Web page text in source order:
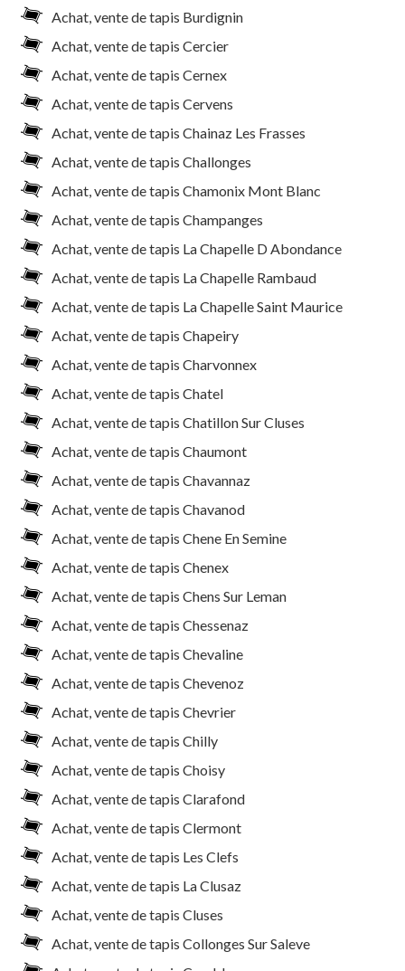
Achat, vente de tapis Burdignin
Achat, vente de tapis Cercier
Achat, vente de tapis Cernex
Achat, vente de tapis Cervens
Achat, vente de tapis Chainaz Les Frasses
Achat, vente de tapis Challonges
Achat, vente de tapis Chamonix Mont Blanc
Achat, vente de tapis Champanges
Achat, vente de tapis La Chapelle D Abondance
Achat, vente de tapis La Chapelle Rambaud
Achat, vente de tapis La Chapelle Saint Maurice
Achat, vente de tapis Chapeiry
Achat, vente de tapis Charvonnex
Achat, vente de tapis Chatel
Achat, vente de tapis Chatillon Sur Cluses
Achat, vente de tapis Chaumont
Achat, vente de tapis Chavannaz
Achat, vente de tapis Chavanod
Achat, vente de tapis Chene En Semine
Achat, vente de tapis Chenex
Achat, vente de tapis Chens Sur Leman
Achat, vente de tapis Chessenaz
Achat, vente de tapis Chevaline
Achat, vente de tapis Chevenoz
Achat, vente de tapis Chevrier
Achat, vente de tapis Chilly
Achat, vente de tapis Choisy
Achat, vente de tapis Clarafond
Achat, vente de tapis Clermont
Achat, vente de tapis Les Clefs
Achat, vente de tapis La Clusaz
Achat, vente de tapis Cluses
Achat, vente de tapis Collonges Sur Saleve